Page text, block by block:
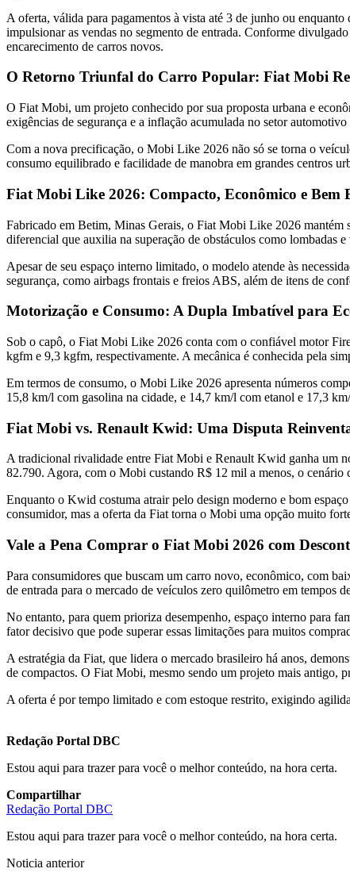
A oferta, válida para pagamentos à vista até 3 de junho ou
impulsionar as vendas no segmento de entrada. Conforme
encarecimento de carros novos.
O Retorno Triunfal do Carro Popular: Fiat Mobi
O Fiat Mobi, um projeto conhecido por sua proposta urbana e
exigências de segurança e a inflação acumulada no setor
Com a nova precificação, o Mobi Like 2026 não só se torna o
consumo equilibrado e facilidade de manobra em grandes centros
Fiat Mobi Like 2026: Compacto, Econômico e Bem
Fabricado em Betim, Minas Gerais, o Fiat Mobi Like 2026 mantém
diferencial que auxilia na superação de obstáculos como lombadas e
Apesar de seu espaço interno limitado, o modelo atende às
segurança, como airbags frontais e freios ABS, além de itens de
Motorização e Consumo: A Dupla Imbatível para
Sob o capô, o Fiat Mobi Like 2026 conta com o confiável motor
kgfm e 9,3 kgfm, respectivamente. A mecânica é conhecida pela
Em termos de consumo, o Mobi Like 2026 apresenta números
15,8 km/l com gasolina na cidade, e 14,7 km/l com etanol e 17,3
Fiat Mobi vs. Renault Kwid: Uma Disputa
A tradicional rivalidade entre Fiat Mobi e Renault Kwid ganha um
82.790. Agora, com o Mobi custando R$ 12 mil a menos, o cenário
Enquanto o Kwid costuma atrair pelo design moderno e bom
consumidor, mas a oferta da Fiat torna o Mobi uma opção muito
Vale a Pena Comprar o Fiat Mobi 2026 com
Para consumidores que buscam um carro novo, econômico, com
de entrada para o mercado de veículos zero quilômetro em tempos
No entanto, para quem prioriza desempenho, espaço interno para
fator decisivo que pode superar essas limitações para muitos
A estratégia da Fiat, que lidera o mercado brasileiro há anos,
de compactos. O Fiat Mobi, mesmo sendo um projeto mais antigo,
A oferta é por tempo limitado e com estoque restrito, exigindo
Redação Portal DBC
Estou aqui para trazer para você o melhor conteúdo, na hora certa.
Compartilhar
Redação Portal DBC
Estou aqui para trazer para você o melhor conteúdo, na hora certa.
Noticia anterior